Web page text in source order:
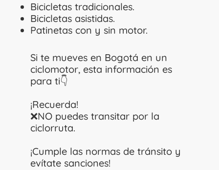
Bicicletas tradicionales.
Bicicletas asistidas.
Patinetas con y sin motor.
Si te mueves en Bogotá en un
ciclomotor, esta información es
para ti👇
¡Recuerda!
❌NO puedes transitar por la
ciclorruta.
¡Cumple las normas de tránsito y
evítate sanciones!